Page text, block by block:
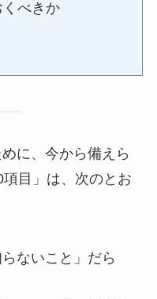
べきか
に、今から備えら
目」は、次のとお
ないこと」だら